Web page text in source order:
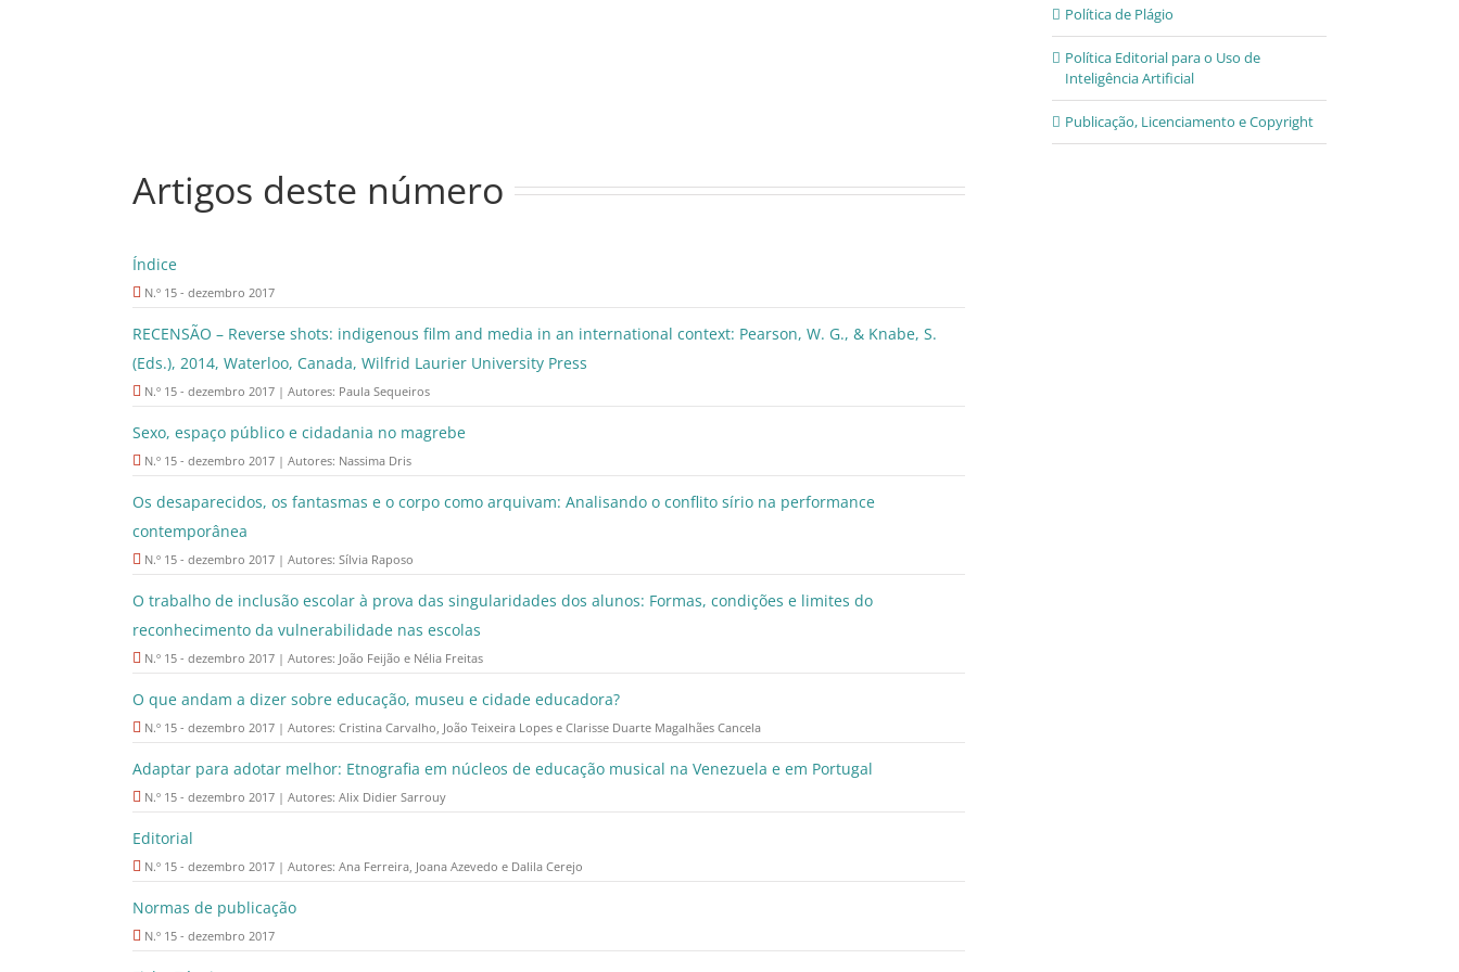
Artigos deste número
Índice
N.º 15 - dezembro 2017
RECENSÃO – Reverse shots: indigenous film and media in an international context: Pearson, W. G., & Knabe, S.
(Eds.), 2014, Waterloo, Canada, Wilfrid Laurier University Press
N.º 15 - dezembro 2017 | Autores: Paula Sequeiros
Sexo, espaço público e cidadania no magrebe
N.º 15 - dezembro 2017 | Autores: Nassima Dris
Os desaparecidos, os fantasmas e o corpo como arquivam: Analisando o conflito sírio na performance
contemporânea
N.º 15 - dezembro 2017 | Autores: Sílvia Raposo
O trabalho de inclusão escolar à prova das singularidades dos alunos: Formas, condições e limites do
reconhecimento da vulnerabilidade nas escolas
N.º 15 - dezembro 2017 | Autores: João Feijão e Nélia Freitas
O que andam a dizer sobre educação, museu e cidade educadora?
N.º 15 - dezembro 2017 | Autores: Cristina Carvalho, João Teixeira Lopes e Clarisse Duarte Magalhães Cancela
Adaptar para adotar melhor: Etnografia em núcleos de educação musical na Venezuela e em Portugal
N.º 15 - dezembro 2017 | Autores: Alix Didier Sarrouy
Editorial
N.º 15 - dezembro 2017 | Autores: Ana Ferreira, Joana Azevedo e Dalila Cerejo
Normas de publicação
N.º 15 - dezembro 2017
Política de Plágio
Política Editorial para o Uso de
Inteligência Artificial
Publicação, Licenciamento e Copyright